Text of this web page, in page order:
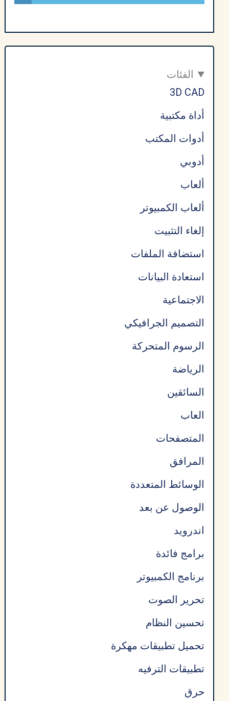
ويندوز
و10
–
ميديا
الفئات
3D CAD
أداة مكتبية
أدوات المكتب
أدوبي
ألعاب
ألعاب الكمبيوتر
إلغاء التثبيت
استضافة الملفات
استعادة البيانات
الاجتماعية
التصميم الجرافيكي
الرسوم المتحركة
الرياضة
السائقين
العاب
المتصفحات
المرافق
الوسائط المتعددة
الوصول عن بعد
اندرويد
برامج فائدة
برنامج الكمبيوتر
تحرير الصوت
تحسين النظام
تحميل تطبيقات مهكرة
تطبيقات الترفيه
حرق